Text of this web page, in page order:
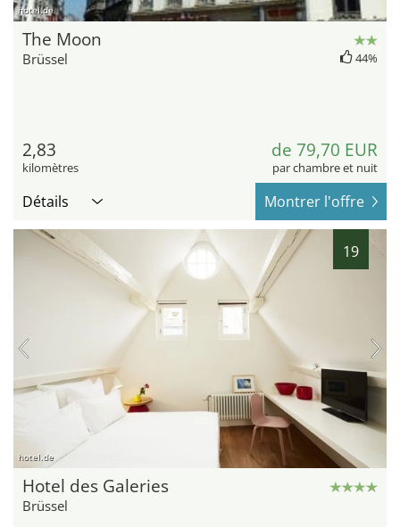
hotel.de
The Moon
Brüssel 44%
2,83
kilomètres
de 79,70 EUR
par chambre et nuit
Détails Montrer l'offre
19
hotel.de
Hotel des Galeries
Brüssel